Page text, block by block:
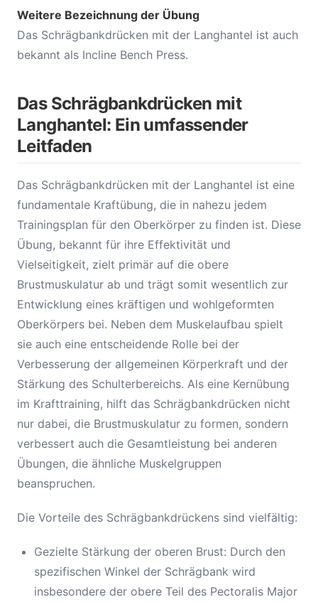
Weitere Bezeichnung der Übung
Das Schrägbankdrücken mit der Langhantel ist auch
bekannt als Incline Bench Press.
Das Schrägbankdrücken mit
Langhantel: Ein umfassender
Leitfaden
Das Schrägbankdrücken mit der Langhantel ist eine
fundamentale Kraftübung, die in nahezu jedem
Trainingsplan für den Oberkörper zu finden ist. Diese
Übung, bekannt für ihre Effektivität und
Vielseitigkeit, zielt primär auf die obere
Brustmuskulatur ab und trägt somit wesentlich zur
Entwicklung eines kräftigen und wohlgeformten
Oberkörpers bei. Neben dem Muskelaufbau spielt
sie auch eine entscheidende Rolle bei der
Verbesserung der allgemeinen Körperkraft und der
Stärkung des Schulterbereichs. Als eine Kernübung
im Krafttraining, hilft das Schrägbankdrücken nicht
nur dabei, die Brustmuskulatur zu formen, sondern
verbessert auch die Gesamtleistung bei anderen
Übungen, die ähnliche Muskelgruppen
beanspruchen.
Die Vorteile des Schrägbankdrückens sind vielfältig:
Gezielte Stärkung der oberen Brust: Durch den
spezifischen Winkel der Schrägbank wird
insbesondere der obere Teil des Pectoralis Major